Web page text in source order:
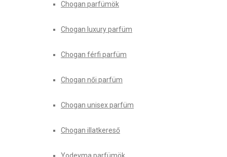
Chogan parfümök
Chogan luxury parfüm
Chogan férfi parfüm
Chogan női parfüm
Chogan unisex parfüm
Chogan illatkereső